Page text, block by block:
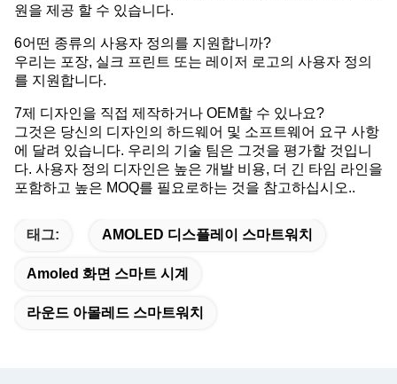
원을 제공 할 수 있습니다.
6어떤 종류의 사용자 정의를 지원합니까?
우리는 포장, 실크 프린트 또는 레이저 로고의 사용자 정의
를 지원합니다.
7제 디자인을 직접 제작하거나 OEM할 수 있나요?
그것은 당신의 디자인의 하드웨어 및 소프트웨어 요구 사항
에 달려 있습니다. 우리의 기술 팀은 그것을 평가할 것입니
다. 사용자 정의 디자인은 높은 개발 비용, 더 긴 타임 라인을
포함하고 높은 MOQ를 필요로하는 것을 참고하십시오..
태그: AMOLED 디스플레이 스마트워치
Amoled 화면 스마트 시계
라운드 아몰레드 스마트워치